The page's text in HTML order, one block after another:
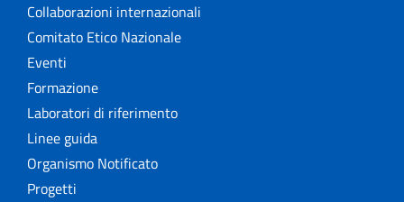
Collaborazioni internazionali
Comitato Etico Nazionale
Eventi
Formazione
Laboratori di riferimento
Linee guida
Organismo Notificato
Progetti